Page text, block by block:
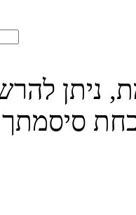
ניתן
סיסמתך